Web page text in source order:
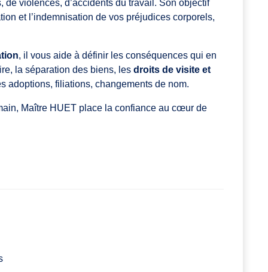
violences, d’accidents du travail. Son objectif
et l’indemnisation de vos préjudices corporels,
, il vous aide à définir les conséquences qui en
la séparation des biens, les droits de visite et
adoptions, filiations, changements de nom.
Maître HUET place la confiance au cœur de